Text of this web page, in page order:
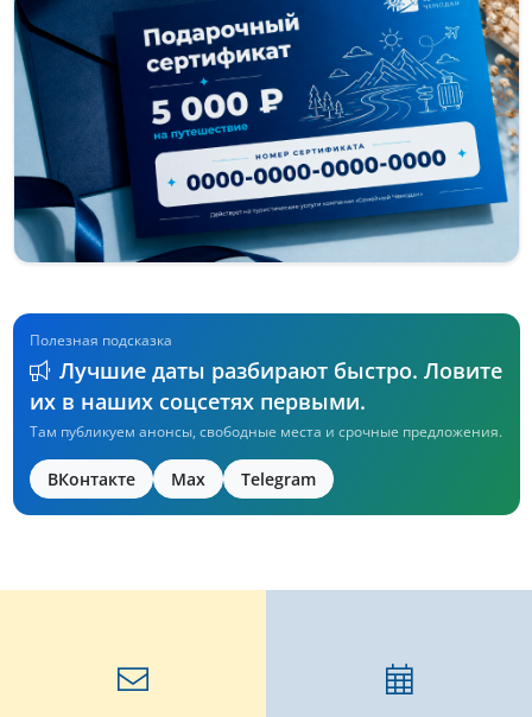
Полезная подсказка
Лучшие даты разбирают быстро. Ловите
их в наших соцсетях первыми.
Там публикуем анонсы, свободные места и срочные предложения.
ВКонтакте Max Telegram